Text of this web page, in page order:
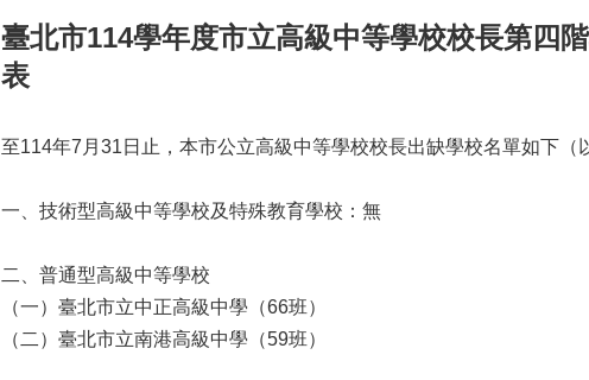
臺北市114學年度市立高級中等學校校長第四
表
至114年7月31日止，本市公立高級中等學校校長出缺學校名單如下（
一、技術型高級中等學校及特殊教育學校：無
二、普通型高級中等學校
（一）臺北市立中正高級中學（66班）
（二）臺北市立南港高級中學（59班）